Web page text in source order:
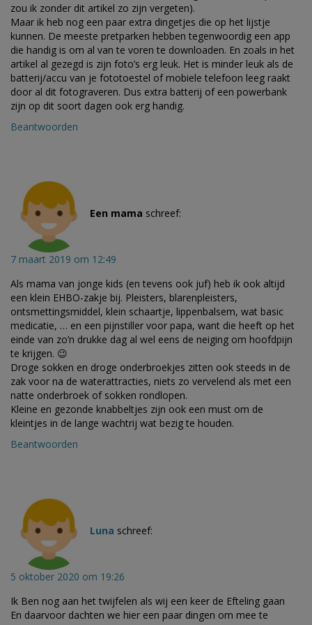
zou ik zonder dit artikel zo zijn vergeten).
Maar ik heb nog een paar extra dingetjes die op het lijstje
kunnen. De meeste pretparken hebben tegenwoordig een app
die handig is om al van te voren te downloaden. En zoals in het
artikel al gezegd is zijn foto’s erg leuk. Het is minder leuk als de
batterij/accu van je fototoestel of mobiele telefoon leeg raakt
door al dit fotograveren. Dus extra batterij of een powerbank
zijn op dit soort dagen ook erg handig.
Beantwoorden
Een mama schreef:
7 maart 2019 om 12:49
Als mama van jonge kids (en tevens ook juf) heb ik ook altijd
een klein EHBO-zakje bij. Pleisters, blarenpleisters,
ontsmettingsmiddel, klein schaartje, lippenbalsem, wat basic
medicatie, … en een pijnstiller voor papa, want die heeft op het
einde van zo’n drukke dag al wel eens de neiging om hoofdpijn
te krijgen. 😉
Droge sokken en droge onderbroekjes zitten ook steeds in de
zak voor na de waterattracties, niets zo vervelend als met een
natte onderbroek of sokken rondlopen.
Kleine en gezonde knabbeltjes zijn ook een must om de
kleintjes in de lange wachtrij wat bezig te houden.
Beantwoorden
Luna schreef:
5 oktober 2020 om 19:26
Ik Ben nog aan het twijfelen als wij een keer de Efteling gaan
En daarvoor dachten we hier een paar dingen om mee te